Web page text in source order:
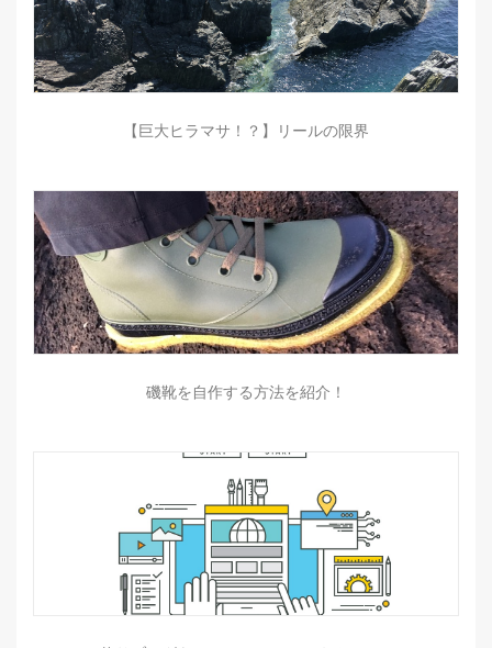
【巨大ヒラマサ！？】リールの限界
磯靴を自作する方法を紹介！